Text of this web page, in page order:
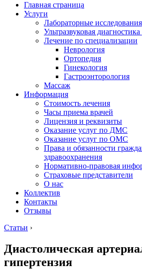
Главная страница
Услуги
Лабораторные исследования
Ультразвуковая
Лечение по специализации
Неврология
Ортопедия
Гинекология
Гастроэнторология
Массаж
Информация
Стоимость лечения
Часы приема врачей
Лицензия и реквизиты
Оказание услуг по ДМС
Оказание услуг по ОМС
Права и обязанности
здравоохранения
Нормативно-правовая
Страховые представители
О нас
Коллектив
Контакты
Отзывы
Статьи ›
Диастолическая
гипертензия